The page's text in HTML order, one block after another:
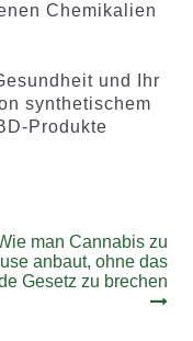
Chemikalien
und Ihr
synthetischem
Produkte
man Cannabis zu
anbaut, ohne das
Gesetz zu brechen